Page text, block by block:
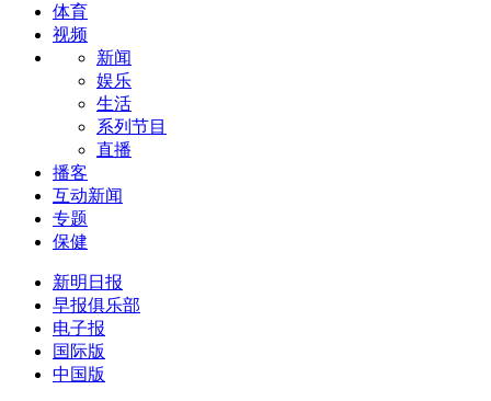
体育
视频
新闻
娱乐
生活
系列节目
直播
播客
互动新闻
专题
保健
新明日报
早报俱乐部
电子报
国际版
中国版